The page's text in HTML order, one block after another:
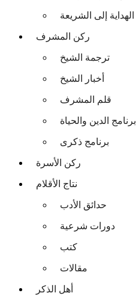
الهداية إلى الشريعة
ركن المشرف
ترجمة الشيخ
أخبار الشيخ
قلم المشرف
برنامج الدين والحياة
برنامج ذكرى
ركن الأسرة
نتاج الأقلام
حدائق الأدب
دورات شرعية
كتب
مقالات
أهل الذكر